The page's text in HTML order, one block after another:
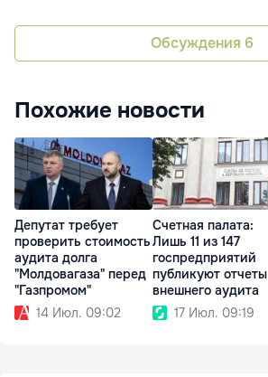
Обсуждения 6
Похожие новости
Депутат требует
проверить стоимость
аудита долга
"Молдовагаза" перед
"Газпромом"
14 Июл. 09:02
Счетная палата:
Лишь 11 из 147
госпредприятий
публикуют отчеты
внешнего аудита
17 Июл. 09:19